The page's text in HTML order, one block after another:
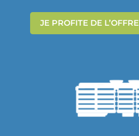
JE PROFITE DE L’OFFRE